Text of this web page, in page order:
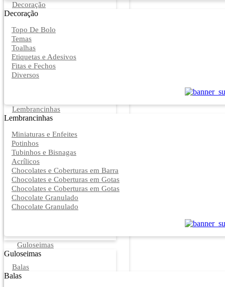
Decoração
Decoração
Topo De Bolo
Temas
Toalhas
Etiquetas e Adesivos
Fitas e Fechos
Diversos
Lembrancinhas
Lembrancinhas
Miniaturas e Enfeites
Potinhos
Tubinhos e Bisnagas
Acrílicos
Chocolates e Coberturas em Barra
Chocolates e Coberturas em Gotas
Chocolates e Coberturas em Gotas
Chocolate Granulado
Chocolate Granulado
Guloseimas
Guloseimas
Balas
Balas